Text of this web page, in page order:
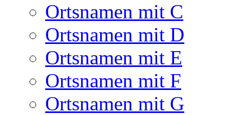
Ortsnamen mit C
Ortsnamen mit D
Ortsnamen mit E
Ortsnamen mit F
Ortsnamen mit G